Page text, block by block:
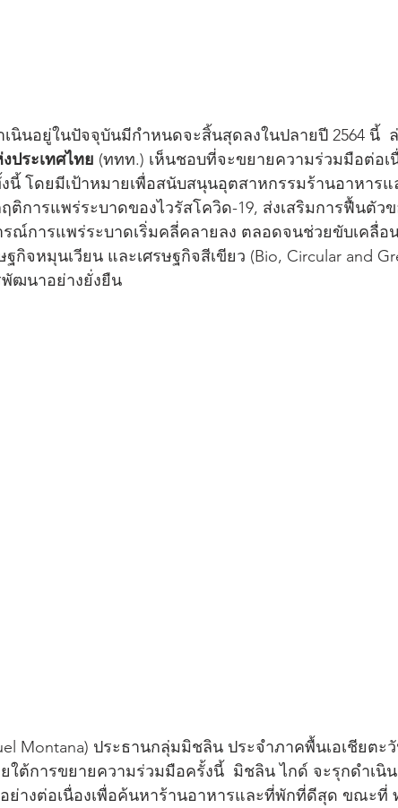
นินอยู่ในปัจจุบันมีกำหนดจะสิ้นสุดลงในปลายปี 2564 นี้
ประเทศไทย (ททท.) เห็นชอบที่จะขยายความร่วมมือต่อเ
งนี้ โดยมีเป้าหมายเพื่อสนับสนุนอุตสาหกรรมร้านอาหารแ
ติการแพร่ระบาดของไวรัสโควิด-19, ส่งเสริมการฟื้นตัว
ณ์การแพร่ระบาดเริ่มคลี่คลายลง ตลอดจนช่วยขับเคลื่อ
กิจหมุนเวียน และเศรษฐกิจสีเขียว (Bio, Circular and
พัฒนาอย่างยั่งยืน
Montana) ประธานกลุ่มมิชลิน ประจำภาคพื้นเอเชียตะ
ยใต้การขยายความร่วมมือครั้งนี้  มิชลิน ไกด์ จะรุกดำเนิ
ย่างต่อเนื่องเพื่อค้นหาร้านอาหารและที่พักที่ดีสุด ขณะที่